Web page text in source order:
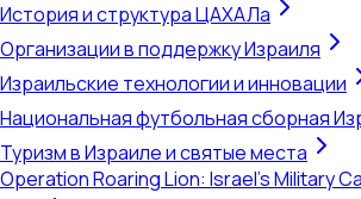
История и структура ЦАХАЛа
Организации в поддержку Израиля
Израильские технологии и инновации
Национальная футбольная сборная
Туризм в Израиле и святые места
Operation Roaring Lion: Israel's Military